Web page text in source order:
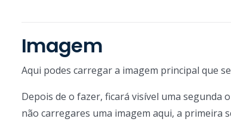
Imagem
Aqui podes carregar a imagem principal que
Depois de o fazer, ficará visível uma segunda
não carregares uma imagem aqui, a primeira